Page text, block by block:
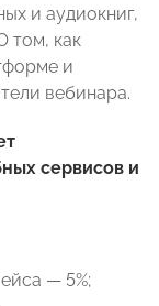
и аудиокниг,
том, как
и
вебинара.
сервисов и
— 5%;